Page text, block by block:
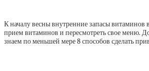
К началу весны внутренние запасы
прием витаминов и пересмотреть свое меню.
знаем по меньшей мере 8 способов сделать